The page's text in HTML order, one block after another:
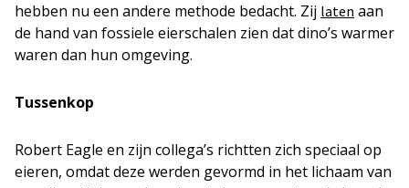
hebben nu een andere methode bedacht. Zij laten aan
de hand van fossiele eierschalen zien dat dino’s warmer
waren dan hun omgeving.
Tussenkop
Robert Eagle en zijn collega’s richtten zich speciaal op
eieren, omdat deze werden gevormd in het lichaam van